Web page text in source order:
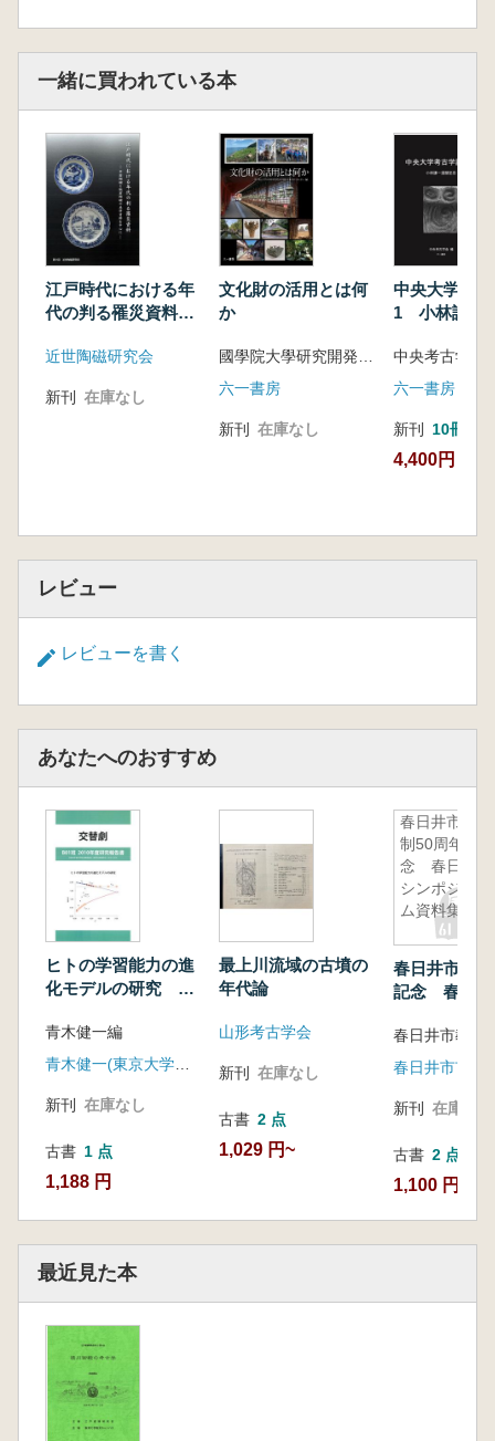
梶原 勝 「徳川の御殿とかわらけ」
鈴木泰浩 日光社参における御殿 下野国を中
心に
石崎俊哉 小石川御殿 文京区小石川植物園内
貝塚・原町遺跡日本銀行本店原町家族寮地点の
発掘調査
福澤徹三 17世紀後半の向島(墨田区北部)での
鷹狩りと木母寺・隅田川御殿
村田文夫 下流域右岸・小杉御殿跡の面影を探
る
栗山雄揮 中原御殿
宇都洋平 藤沢御殿跡
一緒に買われている本
江戸時代における年
代の判る罹災資料
の共伴資料を中心に
近世陶磁研究会
新刊 在庫なし
文化財の活用とは何
か
六一書房
新刊 在庫なし
中央大学考
1 小林謙一
中央考古学
六一書房
新刊 10冊
4,400円
レビュー
レビューを書く
あなたへのおすすめ
ヒトの学習能力の進
化モデルの研究
年 ※3冊セット
青木健一編
新刊 在庫なし
古書 1 点
1,188 円
最上川流域の古墳の
年代論
山形考古学会
新刊 在庫なし
古書 2 点
1,029 円~
春日井市市
制50周年記
念 春日井
シンポジウ
ム資料集
春日井市市
記念 春日井
春日井市教育
新刊 在庫なし
古書 2 点
1,100 円~
最近見た本